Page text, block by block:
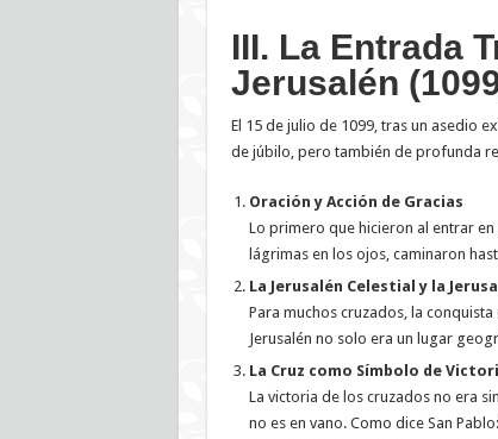
III. La Entrada
Jerusalén
El 15 de julio de 1099, tras un asedio
de júbilo, pero también de profunda
Oración y Acción de Gracias
Lo primero que hicieron al entrar
lágrimas en los ojos, caminaron
La Jerusalén Celestial y la
Para muchos cruzados, la
Jerusalén no solo era un lugar
La Cruz como Símbolo de
La victoria de los cruzados no era
no es en vano. Como dice San Pablo: